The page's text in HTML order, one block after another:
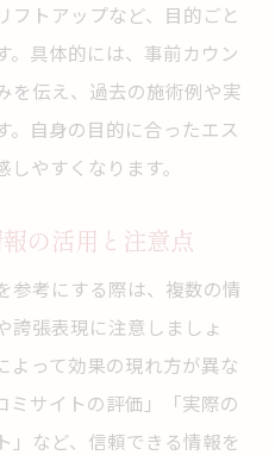
テを比較で見つける秘
癒しと美を手に入れる
フトアップなど、目的ごと
。具体的には、事前カウン
を伝え、過去の施術例や実
。自身の目的に合ったエス
やすくなります。
の活用と注意点
参考にする際は、複数の情
誇張表現に注意しましょ
よって効果の現れ方が異な
ミサイトの評価」「実際の
」など、信頼できる情報を